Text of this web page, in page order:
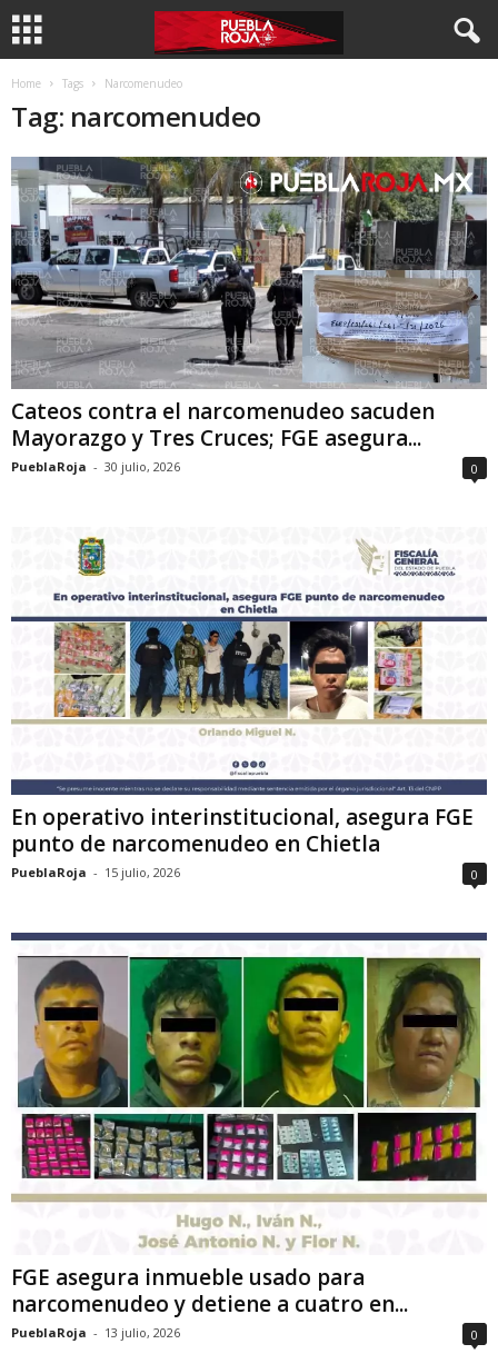
Home Tags Narcomenudeo
Tag: narcomenudeo
Cateos contra el narcomenudeo sacuden
Mayorazgo y Tres Cruces; FGE asegura...
PueblaRoja - 30 julio, 2026 0
En operativo interinstitucional, asegura FGE
punto de narcomenudeo en Chietla
PueblaRoja - 15 julio, 2026 0
FGE asegura inmueble usado para
narcomenudeo y detiene a cuatro en...
PueblaRoja - 13 julio, 2026 0